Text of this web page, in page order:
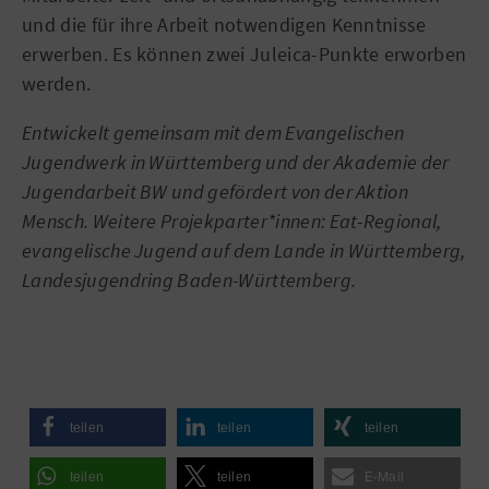
und die für ihre Arbeit notwendigen Kenntnisse
erwerben. Es können zwei Juleica-Punkte erworben
werden.
Entwickelt gemeinsam mit dem Evangelischen
Jugendwerk in Württemberg und der Akademie der
Jugendarbeit BW und gefördert von der Aktion
Mensch. Weitere Projekparter*innen: Eat-Regional,
evangelische Jugend auf dem Lande in Württemberg,
Landesjugendring Baden-Württemberg.
teilen teilen teilen
teilen teilen E-Mail